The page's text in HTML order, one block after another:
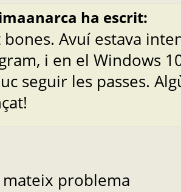
ha escrit:
Avuí estava
i en el Windows
seguir les passes.
problema